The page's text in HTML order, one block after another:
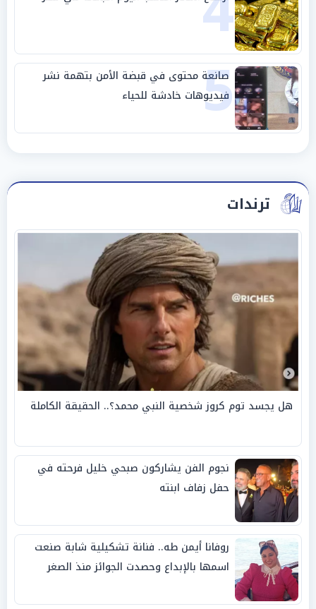
5
صانعة محتوى في قبضة الأمن بتهمة نشر
فيديوهات خادشة للحياء
ترندات
هل يجسد توم كروز شخصية النبي محمد؟.. الحقيقة الكاملة
نجوم الفن يشاركون صبحي خليل فرحته في
حفل زفاف ابنته
روفانا أيمن طه.. فنانة تشكيلية شابة صنعت
اسمها بالإبداع وحصدت الجوائز منذ الصغر